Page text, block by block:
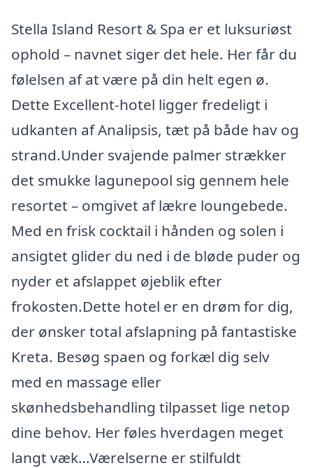
Stella Island Resort & Spa er et luksuriøst
ophold – navnet siger det hele. Her får du
følelsen af at være på din helt egen ø.
Dette Excellent-hotel ligger fredeligt i
udkanten af Analipsis, tæt på både hav og
strand.Under svajende palmer strækker
det smukke lagunepool sig gennem hele
resortet – omgivet af lækre loungebede.
Med en frisk cocktail i hånden og solen i
ansigtet glider du ned i de bløde puder og
nyder et afslappet øjeblik efter
frokosten.Dette hotel er en drøm for dig,
der ønsker total afslapning på fantastiske
Kreta. Besøg spaen og forkæl dig selv
med en massage eller
skønhedsbehandling tilpasset lige netop
dine behov. Her føles hverdagen meget
langt væk…Værelserne er stilfuldt